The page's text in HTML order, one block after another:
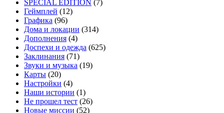
SPECIAL EDITION (7)
Геймплей (12)
Графика (96)
Дома и локации (314)
Дополнения (4)
Доспехи и одежда (625)
Заклинания (71)
Звуки и музыка (19)
Карты (20)
Настройки (4)
Наши истории (1)
Не прошел тест (26)
Новые миссии (52)